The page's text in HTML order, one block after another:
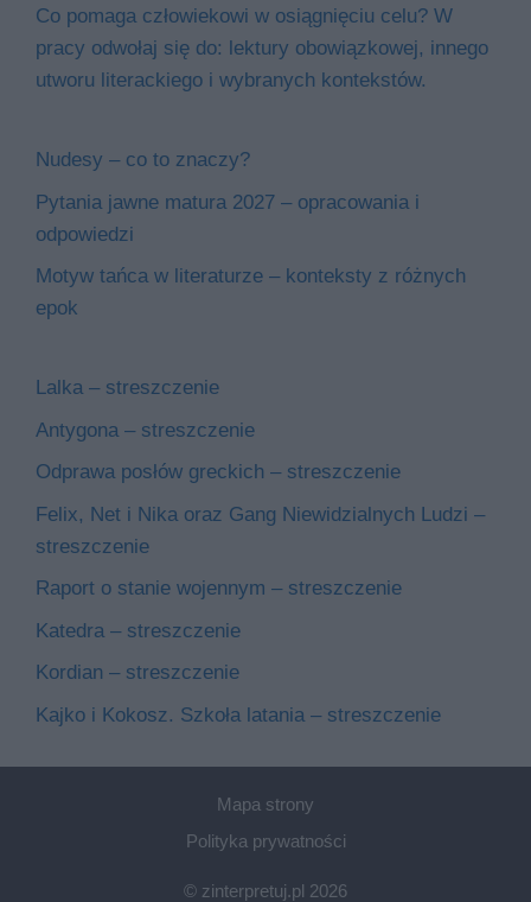
Co pomaga człowiekowi w osiągnięciu celu? W
pracy odwołaj się do: lektury obowiązkowej, innego
utworu literackiego i wybranych kontekstów.
Nudesy – co to znaczy?
Pytania jawne matura 2027 – opracowania i
odpowiedzi
Motyw tańca w literaturze – konteksty z różnych
epok
Lalka – streszczenie
Antygona – streszczenie
Odprawa posłów greckich – streszczenie
Felix, Net i Nika oraz Gang Niewidzialnych Ludzi –
streszczenie
Raport o stanie wojennym – streszczenie
Katedra – streszczenie
Kordian – streszczenie
Kajko i Kokosz. Szkoła latania – streszczenie
Mapa strony
Polityka prywatności
© zinterpretuj.pl 2026